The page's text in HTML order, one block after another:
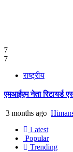
7
7
राष्ट्रीय
एमआईएम नेता रिटायर्ड
3 months ago
Latest
Popular
Trending